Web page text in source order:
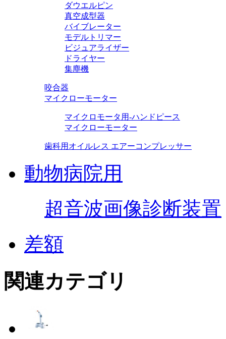
ダウエルピン
真空成型器
バイブレーター
モデルトリマー
ビジュアライザー
ドライヤー
集塵機
咬合器
マイクローモーター
マイクロモータ用-ハンドピース
マイクローモーター
歯科用オイルレス エアーコンプレッサー
動物病院用
超音波画像診断装置
差額
関連カテゴリ